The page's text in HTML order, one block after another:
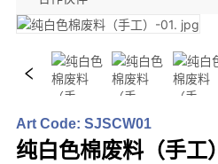
Art Code: SJSCW01
纯白色棉废料（手工）